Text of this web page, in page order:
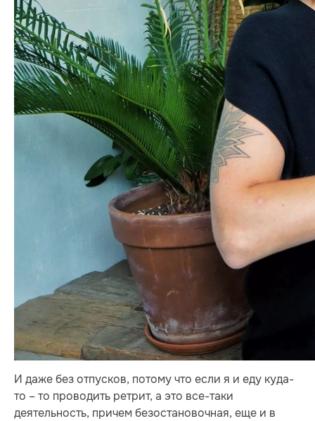
И даже без отпусков, потому что если я и еду куда-
то – то проводить ретрит, а это все-таки
деятельность, причем безостановочная, еще и в